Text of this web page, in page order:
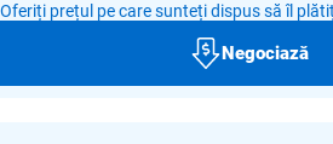
Oferiți prețul pe care sunteți dispus să îl
Negociază